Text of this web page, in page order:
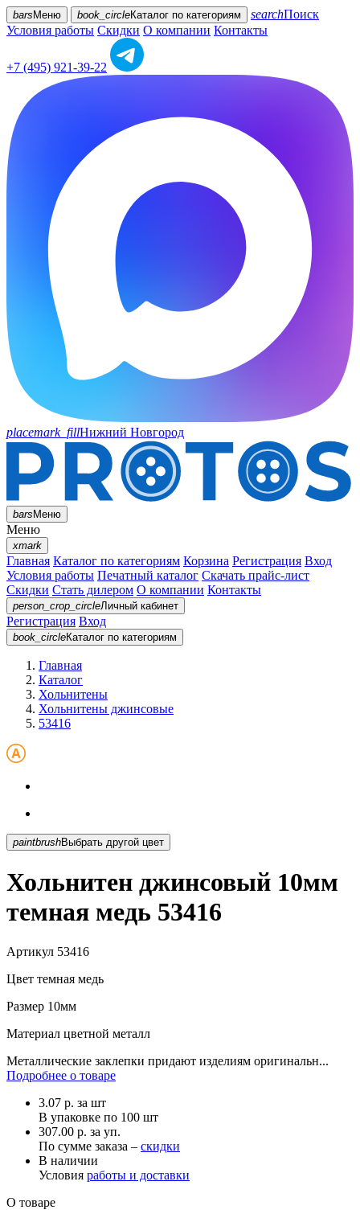
bars Меню book_circleКаталог по категориям searchПоиск
Условия работы Скидки О компании Контакты
+7 (495) 921-39-22
placemark_fillНижний Новгород
barsМеню
Меню
xmark
Главная Каталог по категориям Корзина Регистрация Вход
Условия работы Печатный каталог Скачать прайс-лист
Скидки Стать дилером О компании Контакты
person_crop_circleЛичный кабинет
Регистрация Вход
book_circleКаталог по категориям
Главная
Каталог
Хольнитены
Хольнитены джинсовые
53416
paintbrush Выбрать другой цвет
Хольнитен джинсовый 10мм
темная медь 53416
Артикул 53416
Цвет темная медь
Размер 10мм
Материал цветной металл
Металлические заклепки придают изделиям оригинальн...
Подробнее о товаре
3.07 р. за шт
В упаковке по 100 шт
307.00 р. за уп.
По сумме заказа – скидки
В наличии
Условия работы и доставки
О товаре